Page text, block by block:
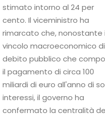
stimato intorno al 24 per
cento. Il viceministro ha
rimarcato che, nonostante
vincolo macroeconomico
debito pubblico che
il pagamento di circa 100
miliardi di euro all'anno di
interessi, il governo ha
confermato la centralità